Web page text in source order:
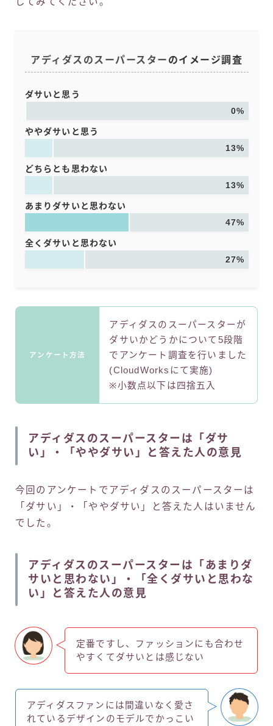
アディダスのスーパースター のイメージ調査
ダサいと思う
0%
ややダサいと思う
13%
どちらとも思わない
13%
あまりダサいと思わない
47%
全くダサいと思わない
27%
アンケート方法
アディダスのスーパースターが
ダサいかどうかについて5段階
でアンケート調査を行いました
(CloudWorksにて実施)
※小数点以下は四捨五入
アディダスのスーパースターは「ダサ
い」・「ややダサい」と答えた人の意見
今回のアンケートでアディダスのスーパースターは
「ダサい」・「ややダサい」と答えた人はいません
でした。
アディダスのスーパースターは「あまりダ
サいと思わない」・「全くダサいと思わな
い」と答えた人の意見
定番ですし、ファッションにも合わせ
やすくてダサいとは感じない
アディダスファンには間違いなく愛さ
れているデザインのモデルでかっこい